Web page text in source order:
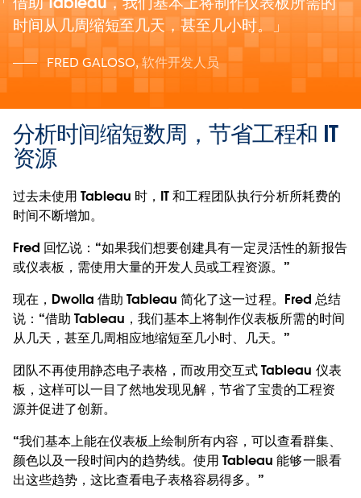
时间从几周缩短至几天，甚至几小时。
FRED GALOSO,软件开发人员
分析时间缩短数周，节省工程和 IT
资源
过去未使用 Tableau 时，IT 和工程团队执行分析所耗费的
时间不断增加。
Fred 回忆说：“如果我们想要创建具有一定灵活性的新报告
或仪表板，需使用大量的开发人员或工程资源。”
现在，Dwolla 借助 Tableau 简化了这一过程。Fred 总结
说：“借助 Tableau，我们基本上将制作仪表板所需的时间
从几天，甚至几周相应地缩短至几小时、几天。”
团队不再使用静态电子表格，而改用交互式 Tableau 仪表
板，这样可以一目了然地发现见解，节省了宝贵的工程资
源并促进了创新。
“我们基本上能在仪表板上绘制所有内容，可以查看群集、
颜色以及一段时间内的趋势线。使用 Tableau 能够一眼看
出这些趋势，这比查看电子表格容易得多。”